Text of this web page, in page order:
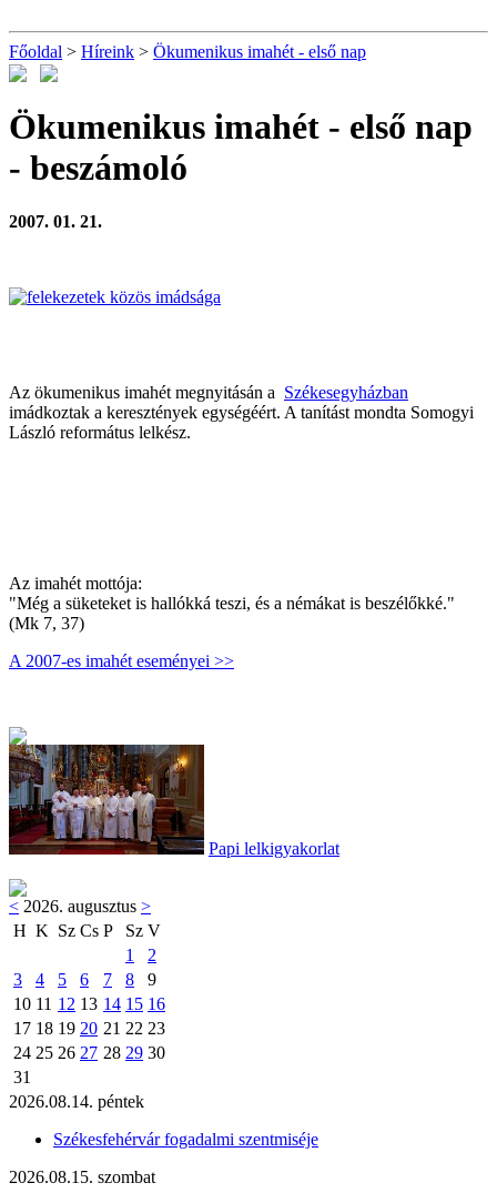
Főoldal > Híreink > Ökumenikus imahét - első nap
Ökumenikus imahét - első nap
- beszámoló
2007. 01. 21.
Az ökumenikus imahét megnyitásán a Székesegyházban
imádkoztak a keresztények egységéért. A tanítást mondta Somogyi
László református lelkész.
Az imahét mottója:
"Még a süketeket is hallókká teszi, és a némákat is beszélőkké."
(Mk 7, 37)
A 2007-es imahét eseményei >>
Papi lelkigyakorlat
< 2026. augusztus >
H K Sz Cs P Sz V
1
2
3
4 5 6 7 8
9
10 11 12 13 14 15 16
17 18 19 20 21 22 23
24 25 26 27 28 29 30
31
2026.08.14. péntek
Székesfehérvár fogadalmi szentmiséje
2026.08.15. szombat